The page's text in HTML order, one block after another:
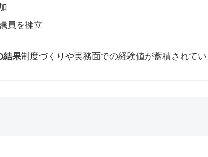
員を擁立
結果制度づくりや実務面での経験値が蓄積されてい